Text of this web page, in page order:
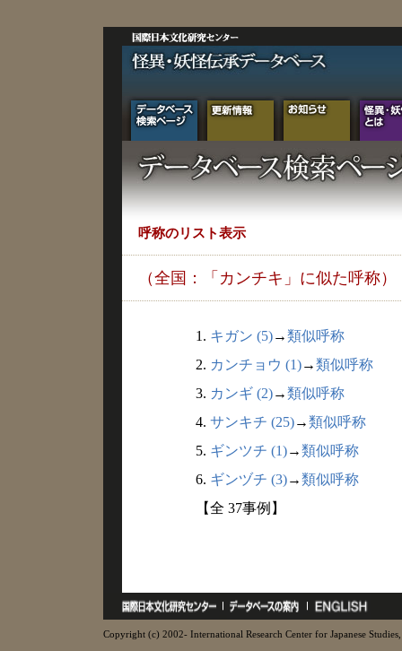
呼称のリスト表示
（全国：「カンチキ」に似た呼称）
1. キガン (5)→類似呼称
2. カンチョウ (1)→類似呼称
3. カンギ (2)→類似呼称
4. サンキチ (25)→類似呼称
5. ギンツチ (1)→類似呼称
6. ギンヅチ (3)→類似呼称
【全 37事例】
Copyright (c) 2002- International Research Center for Japanese